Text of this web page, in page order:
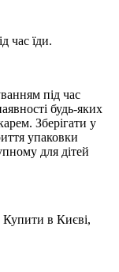
час їди.
під час
будь-яких
Зберігати у
упаковки
для дітей
в Києві,